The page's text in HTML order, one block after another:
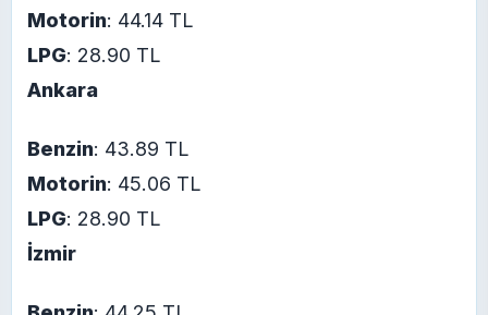
Motorin: 44.14 TL
LPG: 28.90 TL
Ankara
Benzin: 43.89 TL
Motorin: 45.06 TL
LPG: 28.90 TL
İzmir